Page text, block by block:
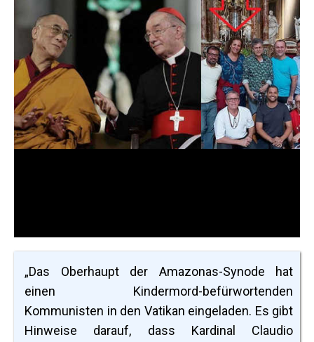
„Das Oberhaupt der Amazonas-Synode hat
einen Kindermord-befürwortenden
Kommunisten in den Vatikan eingeladen. Es gibt
Hinweise darauf, dass Kardinal Claudio